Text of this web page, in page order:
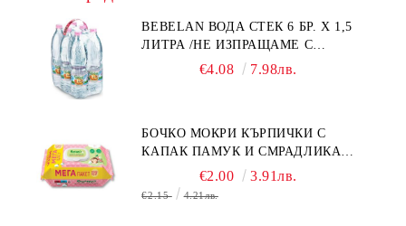
BEBELAN ВОДА СТЕК 6 БР. Х 1,5
ЛИТРА /НЕ ИЗПРАЩАМЕ С
€4.08 7.98лв.
БОЧКО МОКРИ КЪРПИЧКИ С
КАПАК ПАМУК И СМРАДЛИКА
€2.00 3.91лв.
€2.15 4.21лв.